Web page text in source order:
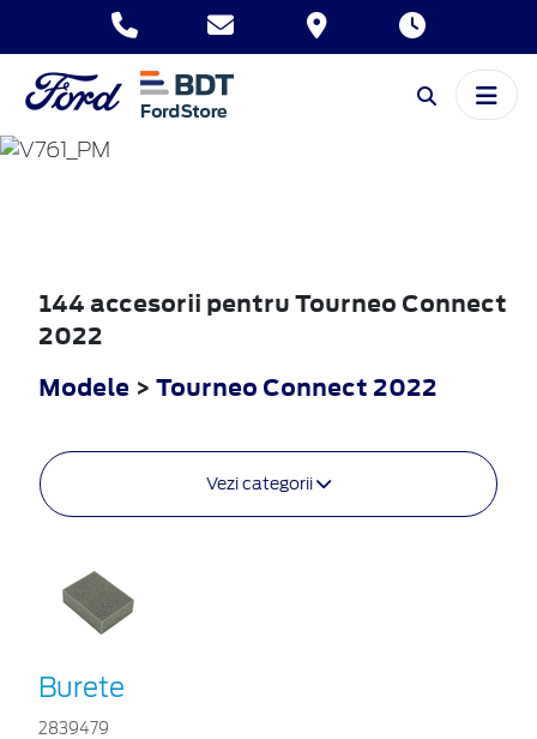
TOURNEO
CONNECT
144 accesorii pentru Tourneo Connect
2022
Modele > Tourneo Connect 2022
Vezi categorii
Burete
2839479